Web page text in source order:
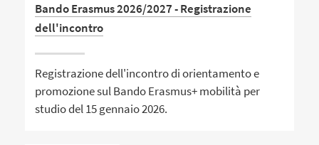
Bando Erasmus 2026/2027 - Registrazione
dell'incontro
Registrazione dell'incontro di orientamento e
promozione sul Bando Erasmus+ mobilità per
studio del 15 gennaio 2026.